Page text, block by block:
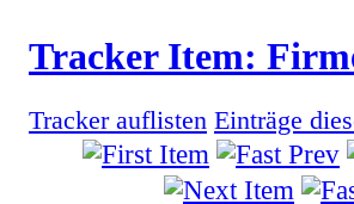
Tracker Item:
Tracker auflisten Einträge